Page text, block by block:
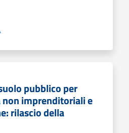
pubblico per
imprenditoriali e
rilascio della